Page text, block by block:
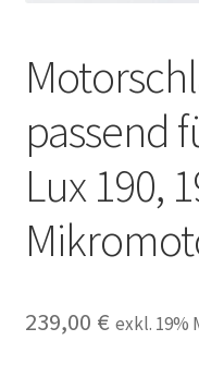
Stellenangebote
passend
Lux 190,
239,00 € exkl. 19%